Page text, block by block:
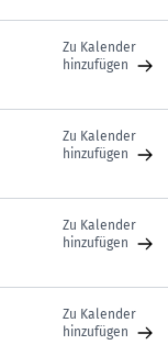
Zu Kalender
hinzufügen
Zu Kalender
hinzufügen
Zu Kalender
hinzufügen
Zu Kalender
hinzufügen